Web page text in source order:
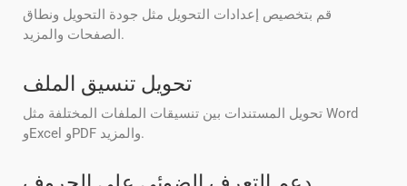
قم بتخصيص إعدادات التحويل مثل جودة التحويل ونطاق
الصفحات والمزيد.
تحويل تنسيق الملف
تحويل المستندات بين تنسيقات الملفات المختلفة مثل Word
وExcel وPDF والمزيد.